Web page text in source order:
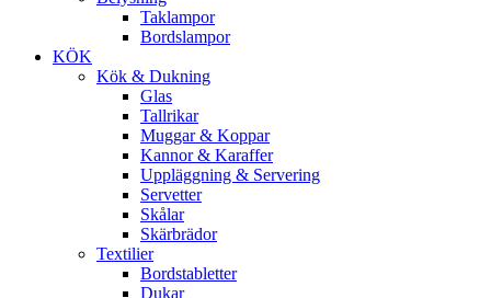
Taklampor
Bordslampor
KÖK
Kök & Dukning
Glas
Tallrikar
Muggar & Koppar
Kannor & Karaffer
Uppläggning & Servering
Servetter
Skålar
Skärbrädor
Textilier
Bordstabletter
Dukar